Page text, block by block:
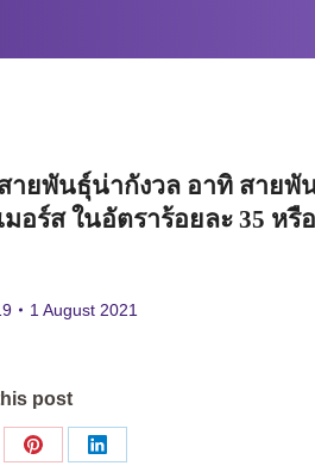
ายพันธุ์น่ากังวล อาทิ สายพั
มอร์ส ในอัตราร้อยละ 35 หรือ
1 August 2021
post
Share
Share